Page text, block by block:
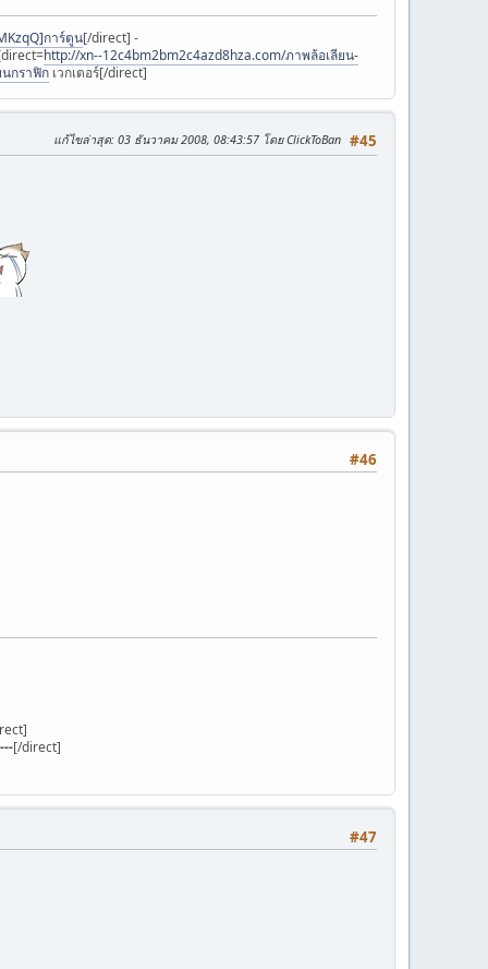
การ์ตูน[/direct] -
http://xn--12c4bm2bm2c4azd8hza.com/ภาพล้อเลียน-
กราฟิก เวกเตอร์[/direct]
#45
แก้ไขล่าสุด: 03 ธันวาคม 2008, 08:43:57 โดย ClickToBan
#46
[/direct]
#47